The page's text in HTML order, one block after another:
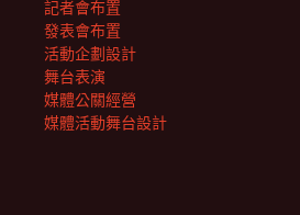
記者會布置
發表會布置
活動企劃設計
舞台表演
媒體公關經營
媒體活動舞台設計